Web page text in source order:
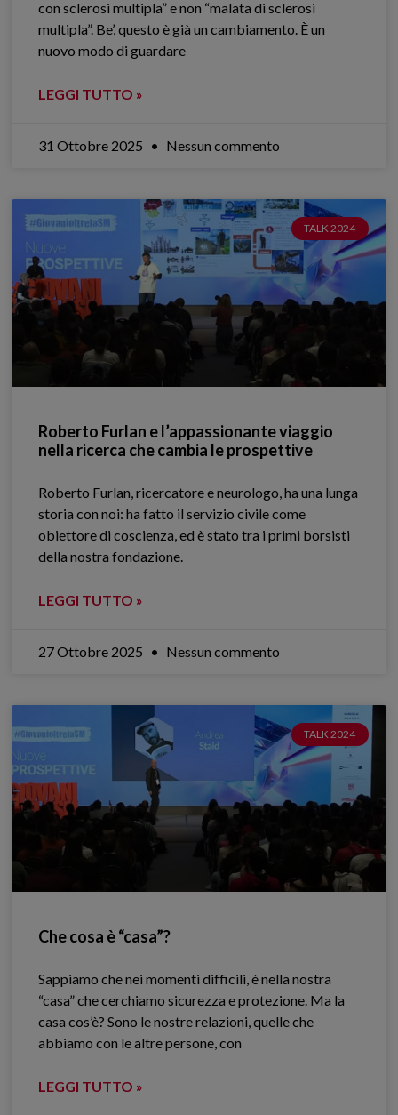
con sclerosi multipla” e non “malata di sclerosi
multipla”. Be’, questo è già un cambiamento. È un
nuovo modo di guardare
LEGGI TUTTO »
31 Ottobre 2025 Nessun commento
TALK 2024
Roberto Furlan e l’appassionante viaggio
nella ricerca che cambia le prospettive
Roberto Furlan, ricercatore e neurologo, ha una lunga
storia con noi: ha fatto il servizio civile come
obiettore di coscienza, ed è stato tra i primi borsisti
della nostra fondazione.
LEGGI TUTTO »
27 Ottobre 2025 Nessun commento
TALK 2024
Che cosa è “casa”?
Sappiamo che nei momenti difficili, è nella nostra
“casa” che cerchiamo sicurezza e protezione. Ma la
casa cos’è? Sono le nostre relazioni, quelle che
abbiamo con le altre persone, con
LEGGI TUTTO »